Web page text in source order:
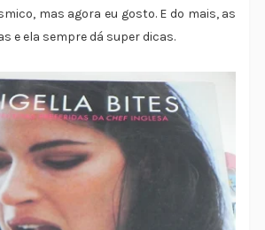
mas agora eu gosto. E do mais, as
e ela sempre dá super dicas.